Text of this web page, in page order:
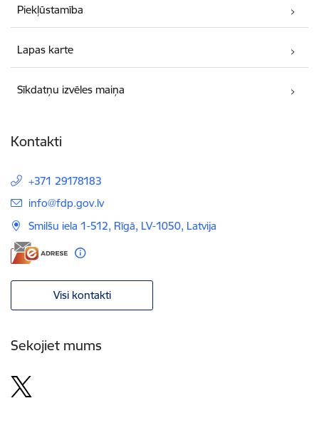
Piekļūstamība
Lapas karte
Sīkdatņu izvēles maiņa
Kontakti
+371 29178183
E-pasts:
info@fdp.gov.lv
Smilšu iela 1-512, Rīgā, LV-1050, Latvija
Visi kontakti
Sekojiet mums